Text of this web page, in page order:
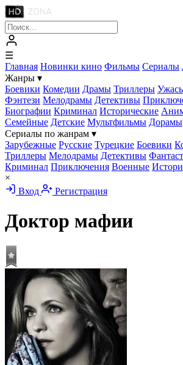
☰
Главная Новинки кино Фильмы Сериалы
Жанры ▾
Боевики Комедии Драмы Триллеры
Фэнтези Мелодрамы Детективы
Биографии Криминал Исторические
Семейные Детские Мультфильмы Дорамы
Сериалы по жанрам ▾
Зарубежные Русские Турецкие Боевики
Триллеры Мелодрамы Детективы
Криминал Приключения Военные
×
Вход
Регистрация
Доктор мафии